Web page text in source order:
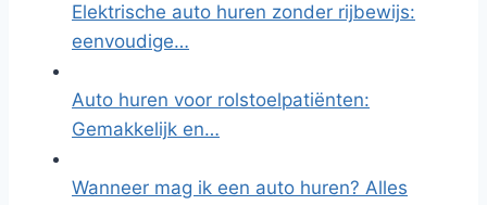
Elektrische auto huren zonder rijbewijs:
eenvoudige…
Auto huren voor rolstoelpatiënten:
Gemakkelijk en…
Wanneer mag ik een auto huren? Alles